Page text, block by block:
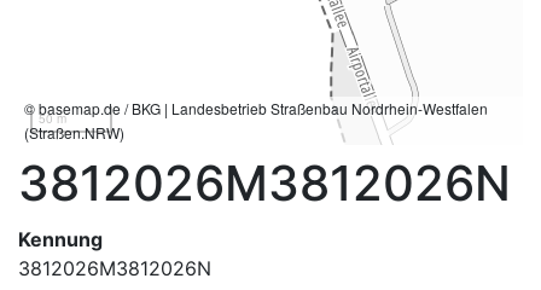
50 m
© basemap.de / BKG | Landesbetrieb Straßenbau Nordrhein-Westfalen
(Straßen.NRW)
3812026M3812026N
Kennung
3812026M3812026N